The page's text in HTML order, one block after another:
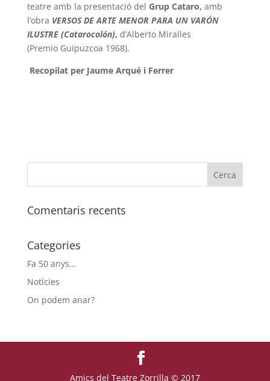
teatre amb la presentació del Grup Cataro, amb
l’obra VERSOS DE ARTE MENOR PARA UN VARÓN
ILUSTRE(Catarocolón), d’Alberto Miralles
(Premio Guipuzcoa 1968).
Recopilat per Jaume Arqué i Ferrer
Comentaris recents
Categories
Fa 50 anys…
Notícies
On podem anar?
Amics del Teatre Zorrilla © 2017